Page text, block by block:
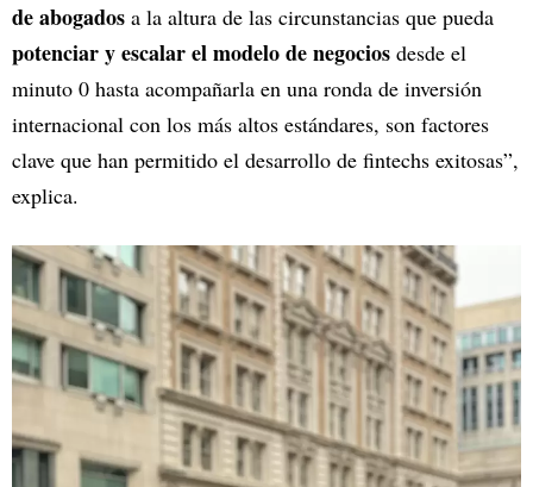
de abogados a la altura de las circunstancias que pueda
potenciar y escalar el modelo de negocios desde el
minuto 0 hasta acompañarla en una ronda de inversión
internacional con los más altos estándares, son factores
clave que han permitido el desarrollo de fintechs exitosas”,
explica.